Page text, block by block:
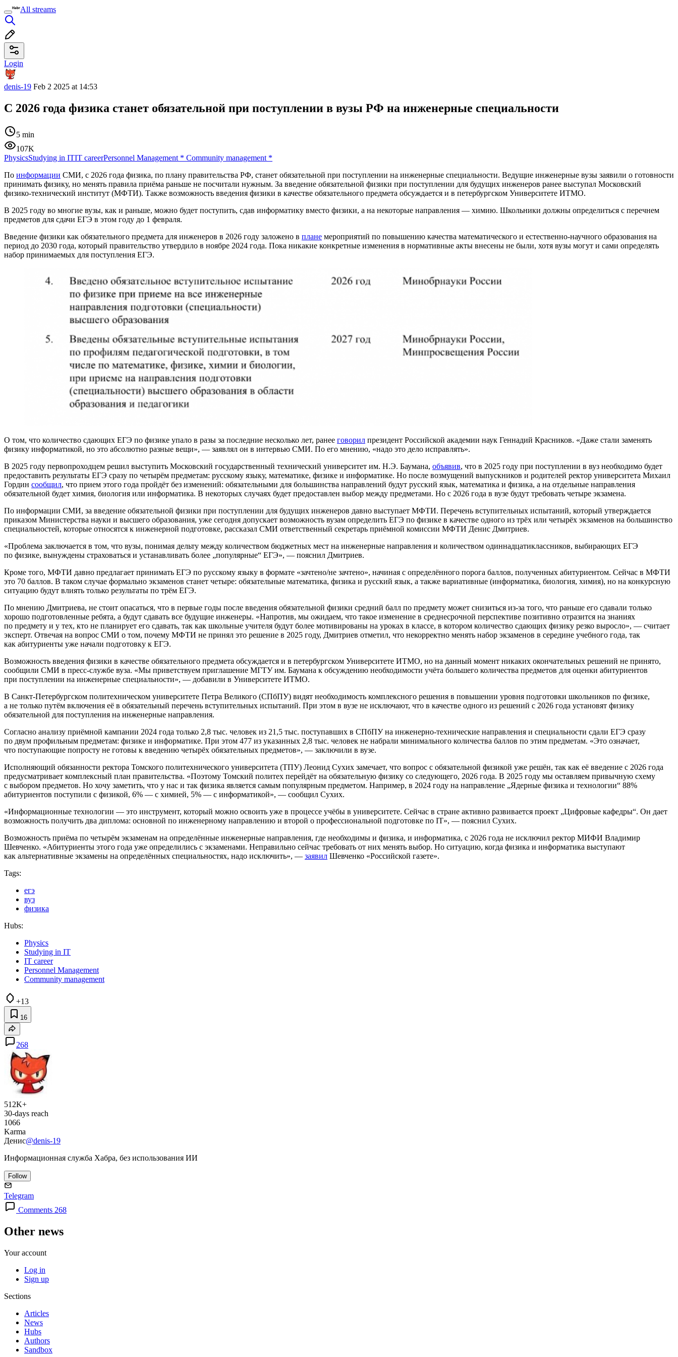
All streams
Login
denis-19 Feb 2 2025 at 14:53
С 2026 года физика станет обязательной при поступлении в вузы РФ на инженерные специальности
5 min
107K
PhysicsStudying in ITIT careerPersonnel Management * Community management *
По информации СМИ, с 2026 года физика, по плану правительства РФ, станет обязательной при поступлении на инженерные специальности. Ведущие инженерные вузы заявили о готовности
принимать физику, но менять правила приёма раньше не посчитали нужным. За введение обязательной физики при поступлении для будущих инженеров ранее выступал Московский
физико‑технический институт (МФТИ). Также возможность введения физики в качестве обязательного предмета обсуждается и в петербургском Университете ИТМО.
В 2025 году во многие вузы, как и раньше, можно будет поступить, сдав информатику вместо физики, а на некоторые направления — химию. Школьники должны определиться с перечнем
предметов для сдачи ЕГЭ в этом году до 1 февраля.
Введение физики как обязательного предмета для инженеров в 2026 году заложено в плане мероприятий по повышению качества математического и естественно-научного образования на
период до 2030 года, который правительство утвердило в ноябре 2024 года. Пока никакие конкретные изменения в нормативные акты внесены не были, хотя вузы могут и сами определять
набор принимаемых для поступления ЕГЭ.
О том, что количество сдающих ЕГЭ по физике упало в разы за последние несколько лет, ранее говорил президент Российской академии наук Геннадий Красников. «Даже стали заменять
физику информатикой, но это абсолютно разные вещи», — заявлял он в интервью СМИ. По его мнению, «надо это дело исправлять».
В 2025 году первопроходцем решил выступить Московский государственный технический университет им. Н.Э. Баумана, объявив, что в 2025 году при поступлении в вуз необходимо будет
предоставить результаты ЕГЭ сразу по четырём предметам: русскому языку, математике, физике и информатике. Но после возмущений выпускников и родителей ректор университета Михаил
Гордин сообщил, что прием этого года пройдёт без изменений: обязательными для большинства направлений будут русский язык, математика и физика, а на отдельные направления
обязательной будет химия, биология или информатика. В некоторых случаях будет предоставлен выбор между предметами. Но с 2026 года в вузе будут требовать четыре экзамена.
По информации СМИ, за введение обязательной физики при поступлении для будущих инженеров давно выступает МФТИ. Перечень вступительных испытаний, который утверждается
приказом Министерства науки и высшего образования, уже сегодня допускает возможность вузам определить ЕГЭ по физике в качестве одного из трёх или четырёх экзаменов на большинство
специальностей, которые относятся к инженерной подготовке, рассказал СМИ ответственный секретарь приёмной комиссии МФТИ Денис Дмитриев.
«Проблема заключается в том, что вузы, понимая дельту между количеством бюджетных мест на инженерные направления и количеством одиннадцатиклассников, выбирающих ЕГЭ
по физике, вынуждены страховаться и устанавливать более „популярные“ ЕГЭ», — пояснил Дмитриев.
Кроме того, МФТИ давно предлагает принимать ЕГЭ по русскому языку в формате «зачтено/не зачтено», начиная с определённого порога баллов, полученных абитуриентом. Сейчас в МФТИ
это 70 баллов. В таком случае формально экзаменов станет четыре: обязательные математика, физика и русский язык, а также вариативные (информатика, биология, химия), но на конкурсную
ситуацию будут влиять только результаты по трём ЕГЭ.
По мнению Дмитриева, не стоит опасаться, что в первые годы после введения обязательной физики средний балл по предмету может снизиться из‑за того, что раньше его сдавали только
хорошо подготовленные ребята, а будут сдавать все будущие инженеры. «Напротив, мы ожидаем, что такое изменение в среднесрочной перспективе позитивно отразится на знаниях
по предмету и у тех, кто не планирует его сдавать, так как школьные учителя будут более мотивированы на уроках в классе, в котором количество сдающих физику резко выросло», — считает
эксперт. Отвечая на вопрос СМИ о том, почему МФТИ не принял это решение в 2025 году, Дмитриев отметил, что некорректно менять набор экзаменов в середине учебного года, так
как абитуриенты уже начали подготовку к ЕГЭ.
Возможность введения физики в качестве обязательного предмета обсуждается и в петербургском Университете ИТМО, но на данный момент никаких окончательных решений не принято,
сообщили СМИ в пресс‑службе вуза. «Мы приветствуем приглашение МГТУ им. Баумана к обсуждению необходимости учёта большего количества предметов для оценки абитуриентов
при поступлении на инженерные специальности», — добавили в Университете ИТМО.
В Санкт‑Петербургском политехническом университете Петра Великого (СПбПУ) видят необходимость комплексного решения в повышении уровня подготовки школьников по физике,
а не только путём включения её в обязательный перечень вступительных испытаний. При этом в вузе не исключают, что в качестве одного из решений с 2026 года установят физику
обязательной для поступления на инженерные направления.
Согласно анализу приёмной кампании 2024 года только 2,8 тыс. человек из 21,5 тыс. поступавших в СПбПУ на инженерно‑технические направления и специальности сдали ЕГЭ сразу
по двум профильным предметам: физике и информатике. При этом 477 из указанных 2,8 тыс. человек не набрали минимального количества баллов по этим предметам. «Это означает,
что поступающие попросту не готовы к введению четырёх обязательных предметов», — заключили в вузе.
Исполняющий обязанности ректора Томского политехнического университета (ТПУ) Леонид Сухих замечает, что вопрос с обязательной физикой уже решён, так как её введение с 2026 года
предусматривает комплексный план правительства. «Поэтому Томский политех перейдёт на обязательную физику со следующего, 2026 года. В 2025 году мы оставляем привычную схему
с выбором предметов. Но хочу заметить, что у нас и так физика является самым популярным предметом. Например, в 2024 году на направление „Ядерные физика и технологии“ 88%
абитуриентов поступили с физикой, 6% — с химией, 5% — с информатикой», — сообщил Сухих.
«Информационные технологии — это инструмент, который можно освоить уже в процессе учёбы в университете. Сейчас в стране активно развивается проект „Цифровые кафедры“. Он дает
возможность получить два диплома: основной по инженерному направлению и второй о профессиональной подготовке по IT», — пояснил Сухих.
Возможность приёма по четырём экзаменам на определённые инженерные направления, где необходимы и физика, и информатика, с 2026 года не исключил ректор МИФИ Владимир
Шевченко. «Абитуриенты этого года уже определились с экзаменами. Неправильно сейчас требовать от них менять выбор. Но ситуацию, когда физика и информатика выступают
как альтернативные экзамены на определённых специальностях, надо исключить», — заявил Шевченко «Российской газете».
Tags:
егэ
вуз
физика
Hubs:
Physics
Studying in IT
IT career
Personnel Management
Community management
+13
16
268
512K+
30-days reach
1066
Karma
Денис@denis-19
Информационная служба Хабра, без использования ИИ
Follow
Telegram
Comments 268
Other news
Your account
Log in
Sign up
Sections
Articles
News
Hubs
Authors
Sandbox